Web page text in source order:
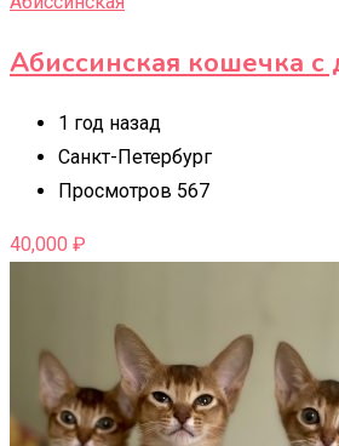
Абиссинская кошечка с
1 год назад
Санкт-Петербург
Просмотров 567
40,000 ₽